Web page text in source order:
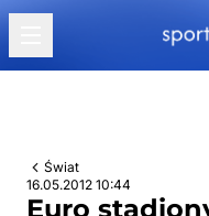
Przejdź do treści
Świat
16.05.2012 10:44
Euro